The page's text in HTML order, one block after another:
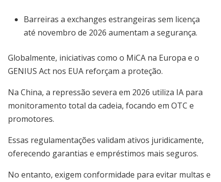
Barreiras a exchanges estrangeiras sem licença
até novembro de 2026 aumentam a segurança.
Globalmente, iniciativas como o MiCA na Europa e o
GENIUS Act nos EUA reforçam a proteção.
Na China, a repressão severa em 2026 utiliza IA para
monitoramento total da cadeia, focando em OTC e
promotores.
Essas regulamentações validam ativos juridicamente,
oferecendo garantias e empréstimos mais seguros.
No entanto, exigem conformidade para evitar multas e